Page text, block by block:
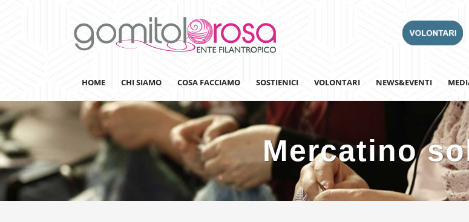
HOME CHI SIAMO COSA FACCIAMO
Lanaterapia
Ricerca
Sensibilizzazione
SOSTIENICI
Adotta un Ospedale
Team Building
VOLONTARI NEWS&EVENTI
Mercatino